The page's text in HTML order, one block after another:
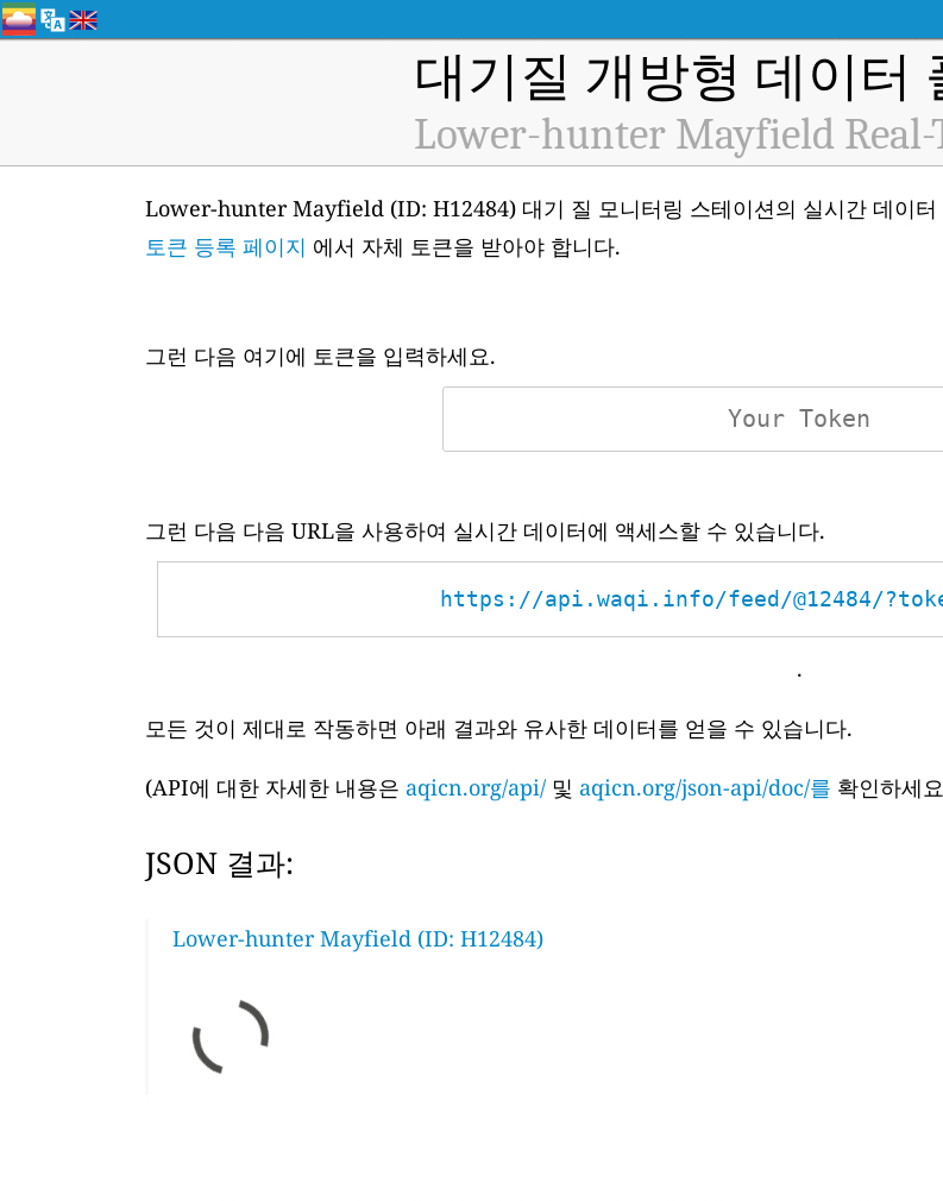
대기질 개방형 데이터
Lower-hunter Mayfield Real-
Lower-hunter Mayfield (ID: H12484) 대기 질 모니터링 스테이션의 실시간 데이터
토큰 등록 페이지 에서 자체 토큰을 받아야 합니다.
그런 다음 여기에 토큰을 입력하세요.
그런 다음 다음 URL을 사용하여 실시간 데이터에 액세스할 수 있습니다.
https://api.waqi.info/feed/@12484/
.
모든 것이 제대로 작동하면 아래 결과와 유사한 데이터를 얻을 수 있습니다.
(API에 대한 자세한 내용은 aqicn.org/api/ 및 aqicn.org/json-api/doc/를 확인하세
JSON 결과:
Lower-hunter Mayfield (ID: H12484)